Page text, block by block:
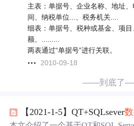
主表：单据号、企业名称、地址
间、纳税单位...、税务机关....
细表：单据号、税种或基金、项
额、.........
两表通过“单据号”进行关联。
2010-09-18
——到底了
【2021-1-5】QT+SQLsever